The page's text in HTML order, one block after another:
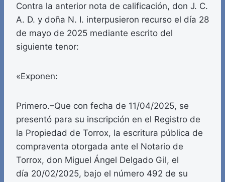
Contra la anterior nota de calificación, don J. C.
A. D. y doña N. I. interpusieron recurso el día 28
de mayo de 2025 mediante escrito del
siguiente tenor:
«Exponen:
Primero.–Que con fecha de 11/04/2025, se
presentó para su inscripción en el Registro de
la Propiedad de Torrox, la escritura pública de
compraventa otorgada ante el Notario de
Torrox, don Miguel Ángel Delgado Gil, el
día 20/02/2025, bajo el número 492 de su